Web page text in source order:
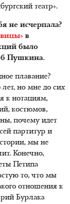
театр».
не исчерпала?
в
было
Пушкина.
плавание?
но мне до сих
к нотациям,
костюмов,
почему идет
партитур и
мы не
Конечно,
Петипа
то, что мы
отношения к
Бурлака